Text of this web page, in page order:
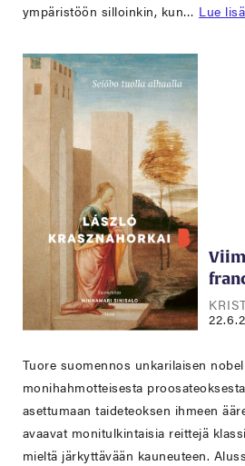
ympäristöön silloinkin, kun… Lue
Tuore suomennos unkarilaisen
monihahmotteisesta
asettumaan taideteoksen ihmeen
avaavat monitulkintaisia reittejä
mieltä järkyttävään kauneuteen.